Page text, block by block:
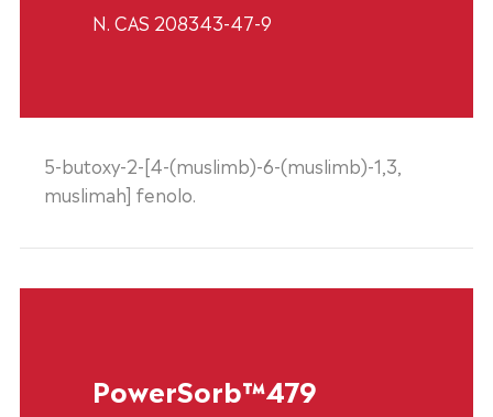
N. CAS 208343-47-9
5-butoxy-2-[4-(muslimb)-6-(muslimb)-1,3,
muslimah] fenolo.
PowerSorb™479